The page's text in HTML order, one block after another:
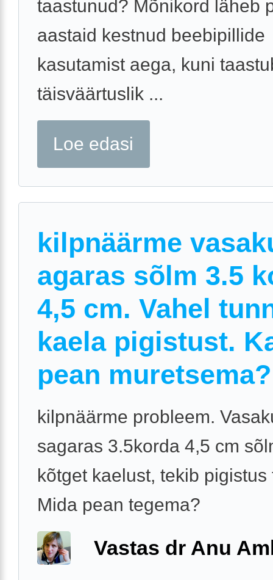
taastunud? Mõnikord läheb
aastaid kestnud beebipillide
kasutamist aega, kuni
täisväärtuslik ...
Loe edasi
kilpnäärme
agaras sõlm 3.5
4,5 cm. Vahel
kaela pigistust.
pean muretsema?
kilpnäärme probleem.
sagaras 3.5korda 4,5 cm
kõtget kaelust, tekib pigistus
Mida pean tegema?
Vastas dr Anu